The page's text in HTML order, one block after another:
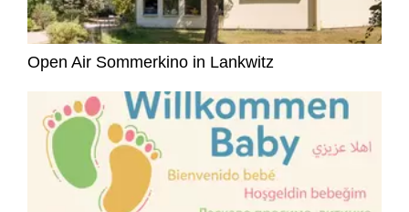
Open Air Sommerkino in Lankwitz